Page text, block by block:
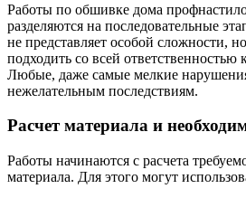
Работы по обшивке дома
разделяются на последовательные
не представляет особой сложности,
подходить со всей ответственностью
Любые, даже самые мелкие
нежелательным последствиям.
Расчет материала и
Работы начинаются с расчета
материала. Для этого могут